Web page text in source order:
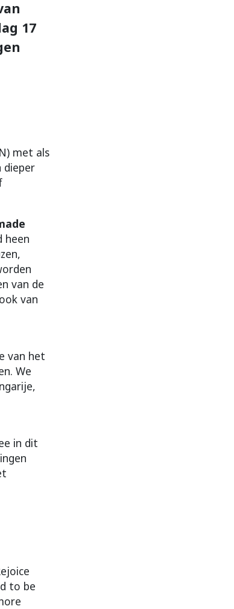
17
met als
dieper
heen
van de
van
van het
We
in dit
to be